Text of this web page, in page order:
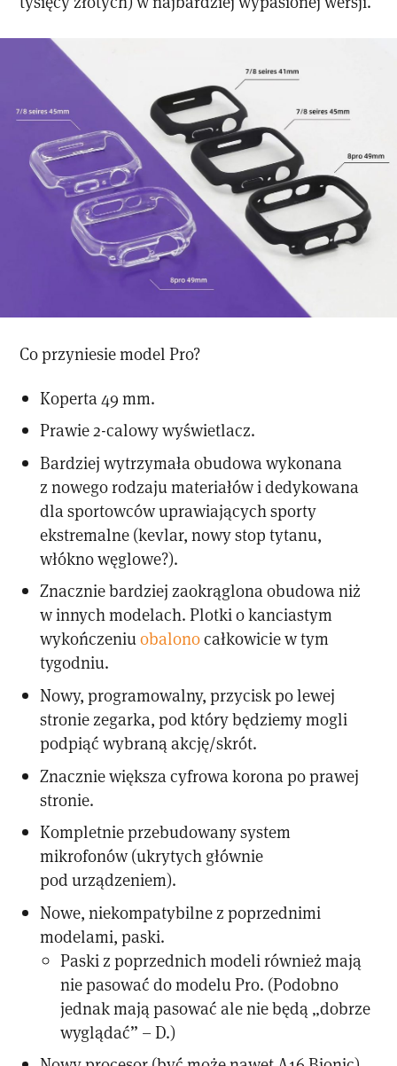
Co przyniesie model Pro?
Koperta 49 mm.
Prawie 2-calowy wyświetlacz.
Bardziej wytrzymała obudowa wykonana
z nowego rodzaju materiałów i dedykowana
dla sportowców uprawiających sporty
ekstremalne (kevlar, nowy stop tytanu,
włókno węglowe?).
Znacznie bardziej zaokrąglona obudowa niż
w innych modelach. Plotki o kanciastym
wykończeniuobalonocałkowicie w tym
tygodniu.
Nowy, programowalny, przycisk po lewej
stronie zegarka, pod który będziemy mogli
podpiąć wybraną akcję/skrót.
Znacznie większa cyfrowa korona po prawej
stronie.
Kompletnie przebudowany system
mikrofonów (ukrytych głównie
pod urządzeniem).
Nowe, niekompatybilne z poprzednimi
modelami, paski.
Paski z poprzednich modeli również mają
nie pasować do modelu Pro. (Podobno
jednak mają pasować ale nie będą „dobrze
wyglądać” – D.)